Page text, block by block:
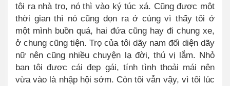
tôi ra nhà trọ, nó thì vào ký túc xá. Cũng được một
thời gian thì nó cũng dọn ra ở cùng vì thấy tôi ở
một mình buồn quá, hai đứa cũng hay đi chung xe,
ở chung cũng tiện. Trọ của tôi dãy nam đối diện dãy
nữ nên cũng nhiều chuyện lạ đời, thú vị lắm. Nhỏ
bạn tôi được cái đẹp gái, tính tình thoải mái nên
vừa vào là nhập hội sớm. Còn tôi vẫn vậy, vì tôi lúc